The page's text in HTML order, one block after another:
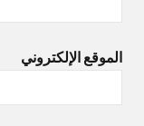
الموقع الإلكتروني